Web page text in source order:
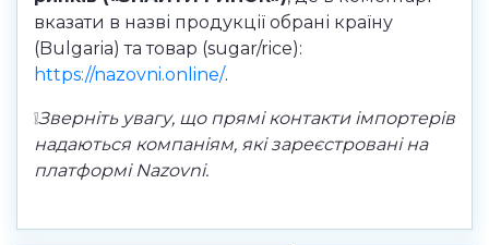
вказати в назві продукції обрані країну
(Bulgaria) та товар (sugar/rice):
https://nazovni.online/.
❕Зверніть увагу, що прямі контакти імпортерів
надаються компаніям, які зареєстровані на
платформі Nazovni.